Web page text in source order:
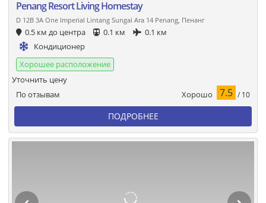
Penang Resort Living Homestay
D 12B 3A One Imperial Lintang Sungai Ara 14 Penang, Пенанг
0.5 км до центра 0.1 км
0.1 км
Кондиционер
Хорошее расположение
По отзывам Хорошо 7.5 / 10
Уточнить цену
ПОДРОБНЕЕ